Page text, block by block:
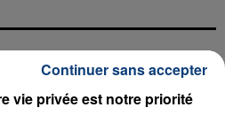
vie privée est notre priorité
Continuer sans accepter